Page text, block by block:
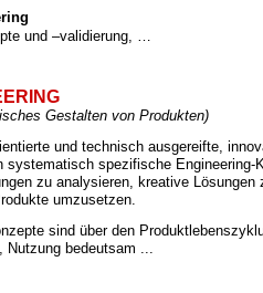
und –validierung, …
Gestalten von Produkten)
und technisch ausgereifte,
systematisch spezifische Engineering-
zu analysieren, kreative Lösungen
umzusetzen.
sind über den
Nutzung bedeutsam ...